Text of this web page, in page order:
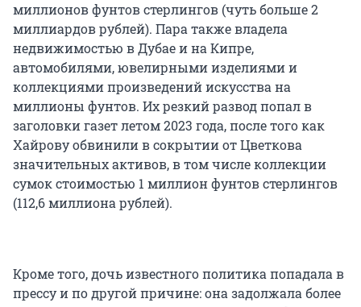
миллионов фунтов стерлингов (чуть больше 2
миллиардов рублей). Пара также владела
недвижимостью в Дубае и на Кипре,
автомобилями, ювелирными изделиями и
коллекциями произведений искусства на
миллионы фунтов. Их резкий развод попал в
заголовки газет летом 2023 года, после того как
Хайрову обвинили в сокрытии от Цветкова
значительных активов, в том числе коллекции
сумок стоимостью 1 миллион фунтов стерлингов
(112,6 миллиона рублей).
Кроме того, дочь известного политика попадала в
прессу и по другой причине: она задолжала более